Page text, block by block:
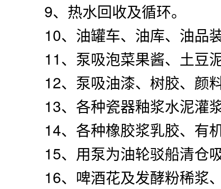
9、热水回收及循环。
10、油罐车、油库、油品
11、泵吸泡菜果酱、土豆
12、泵吸油漆、树胶、颜
13、各种瓷器釉浆水泥灌
14、各种橡胶浆乳胶、有
15、用泵为油轮驳船清仓
16、啤酒花及发酵粉稀浆